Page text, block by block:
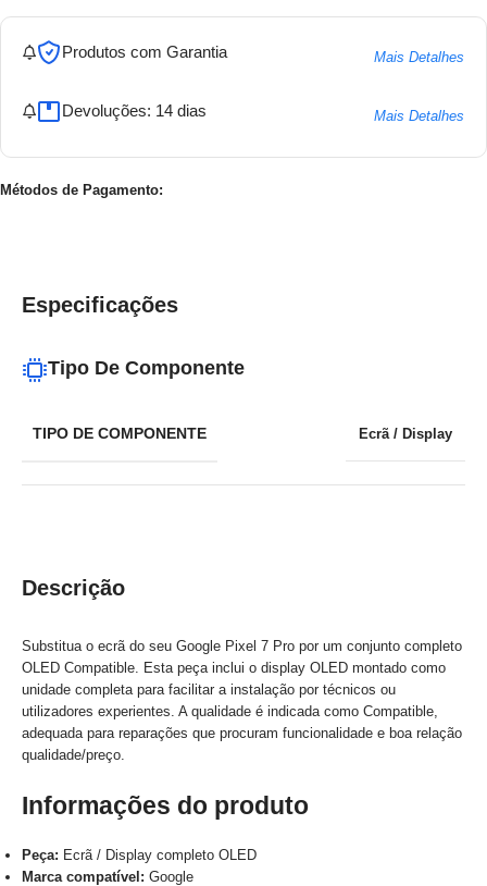
Produtos com Garantia Mais Detalhes
Devoluções: 14 dias Mais Detalhes
Métodos de Pagamento:
Descrição
Substitua o ecrã do seu Google Pixel 7 Pro por um conjunto completo
OLED Compatible. Esta peça inclui o display OLED montado como
unidade completa para facilitar a instalação por técnicos ou
utilizadores experientes. A qualidade é indicada como Compatible,
adequada para reparações que procuram funcionalidade e boa relação
qualidade/preço.
Informações do produto
Peça: Ecrã / Display completo OLED
Marca compatível: Google
Especificações
Tipo De Componente
TIPO DE COMPONENTE Ecrã / Display